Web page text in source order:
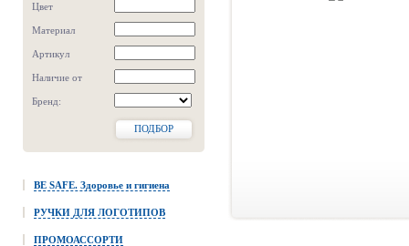
Цвет
Материал
Артикул
Наличие от
Бренд:
ПОДБОР
BE SAFE. Здоровье и гигиена
РУЧКИ ДЛЯ ЛОГОТИПОВ
ПРОМОАССОРТИ